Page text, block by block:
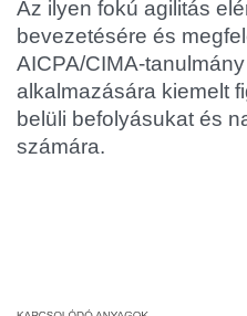
Az ilyen fokú agilitás
bevezetésére és
AICPA/CIMA-
alkalmazására kiemelt
belüli befolyásukat és
számára.